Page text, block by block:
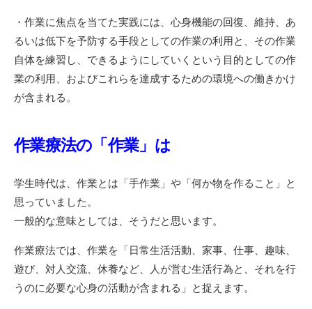
・作業に焦点を当てた実践には、心身機能の回復、維持、あ
るいは低下を予防する手段としての作業の利用と、その作業
自体を練習し、できるようにしていくという目的としての作
業の利用、およびこれらを達成するための環境への働きかけ
が含まれる。
作業療法の「作業」は
学生時代は、作業とは「手作業」や「何か物を作ること」と
思っていました。
一般的な意味としては、そうだと思います。
作業療法では、作業を「日常生活活動、家事、仕事、趣味、
遊び、対人交流、休養など、人が営む生活行為と、それを行
うのに必要な心身の活動が含まれる」と捉えます。